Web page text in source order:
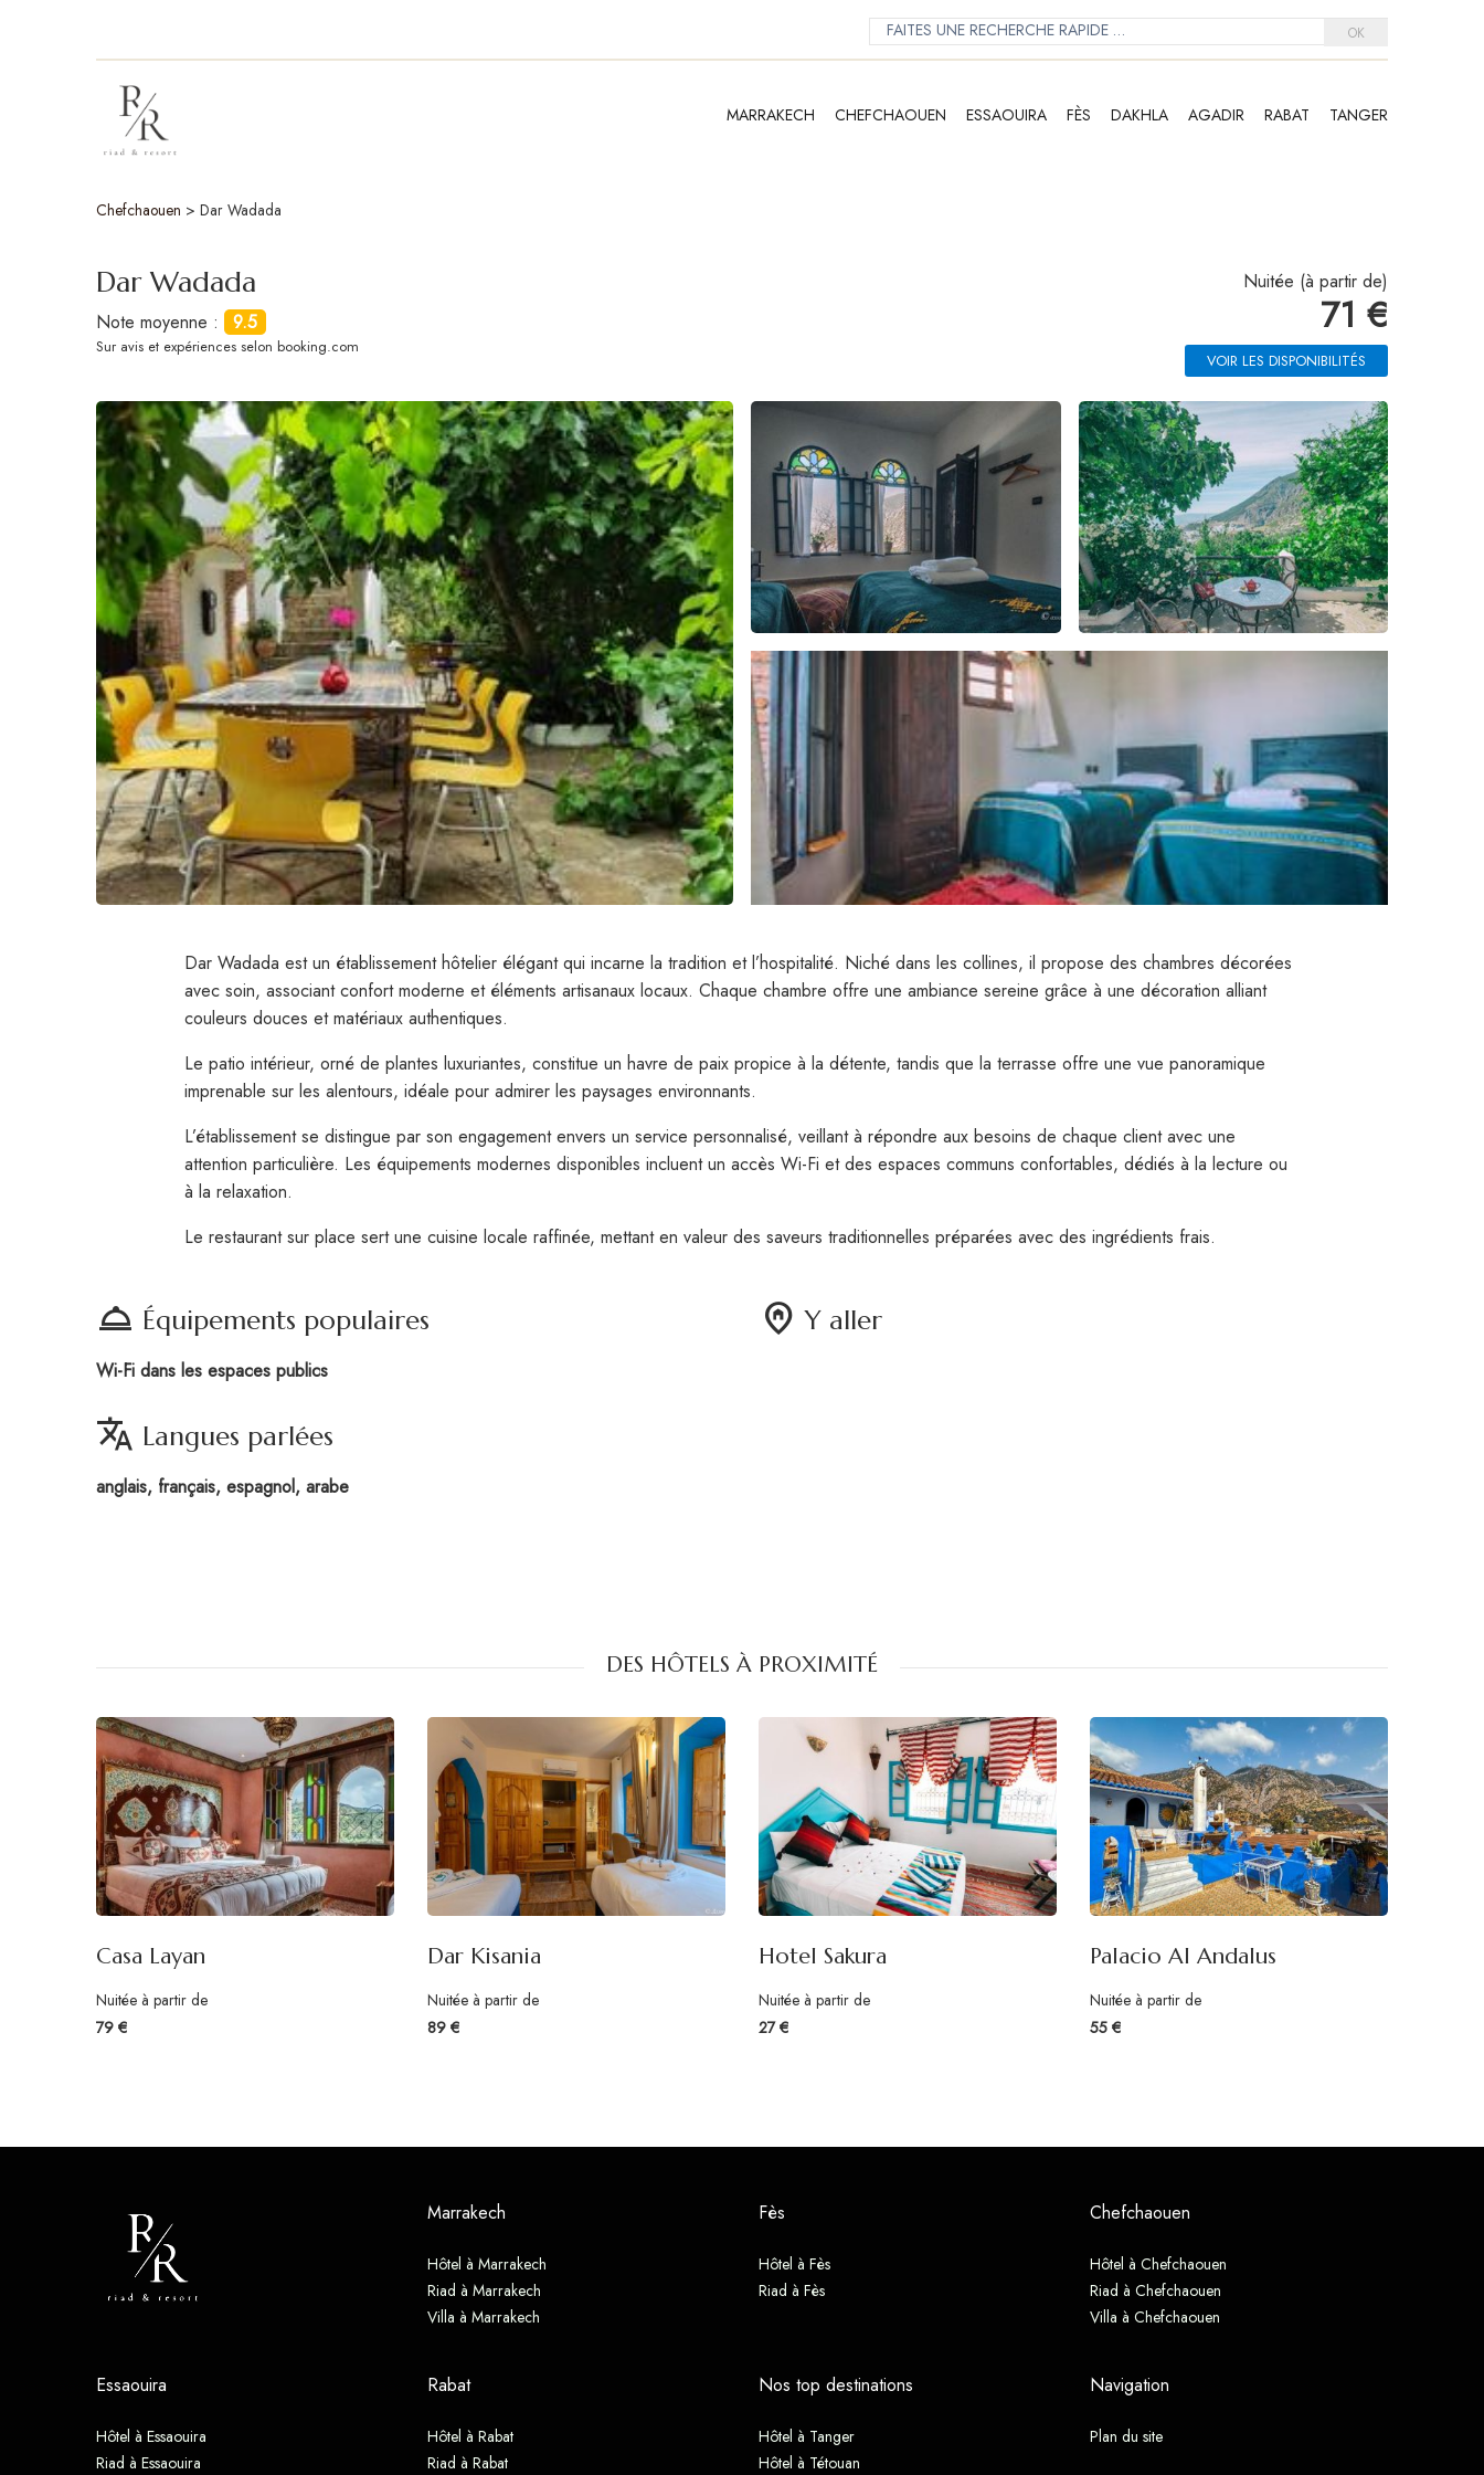
OK
MARRAKECH CHEFCHAOUEN ESSAOUIRA FÈS DAKHLA AGADIR RABAT TANGER
Chefchaouen > Dar Wadada
Dar Wadada
Note moyenne : 9.5
Sur avis et expériences selon booking.com
Nuitée (à partir de)
71 €
VOIR LES DISPONIBILITÉS
Dar Wadada est un établissement hôtelier élégant qui incarne la tradition et l’hospitalité. Niché dans les collines, il propose des chambres décorées
avec soin, associant confort moderne et éléments artisanaux locaux. Chaque chambre offre une ambiance sereine grâce à une décoration alliant
couleurs douces et matériaux authentiques.
Le patio intérieur, orné de plantes luxuriantes, constitue un havre de paix propice à la détente, tandis que la terrasse offre une vue panoramique
imprenable sur les alentours, idéale pour admirer les paysages environnants.
L’établissement se distingue par son engagement envers un service personnalisé, veillant à répondre aux besoins de chaque client avec une
attention particulière. Les équipements modernes disponibles incluent un accès Wi-Fi et des espaces communs confortables, dédiés à la lecture ou
à la relaxation.
Le restaurant sur place sert une cuisine locale raffinée, mettant en valeur des saveurs traditionnelles préparées avec des ingrédients frais.
room_service Équipements populaires
Wi-Fi dans les espaces publics
translate Langues parlées
anglais, français, espagnol, arabe
home_pin Y aller
DES HÔTELS À PROXIMITÉ
Casa Layan
Nuitée à partir de
79 €
Dar Kisania
Nuitée à partir de
89 €
Hotel Sakura
Nuitée à partir de
27 €
Palacio Al Andalus
Nuitée à partir de
55 €
Marrakech
Hôtel à Marrakech
Riad à Marrakech
Villa à Marrakech
Fès
Hôtel à Fès
Riad à Fès
Chefchaouen
Hôtel à Chefchaouen
Riad à Chefchaouen
Villa à Chefchaouen
Essaouira
Hôtel à Essaouira
Riad à Essaouira
Rabat
Hôtel à Rabat
Riad à Rabat
Nos top destinations
Hôtel à Tanger
Hôtel à Tétouan
Navigation
Plan du site